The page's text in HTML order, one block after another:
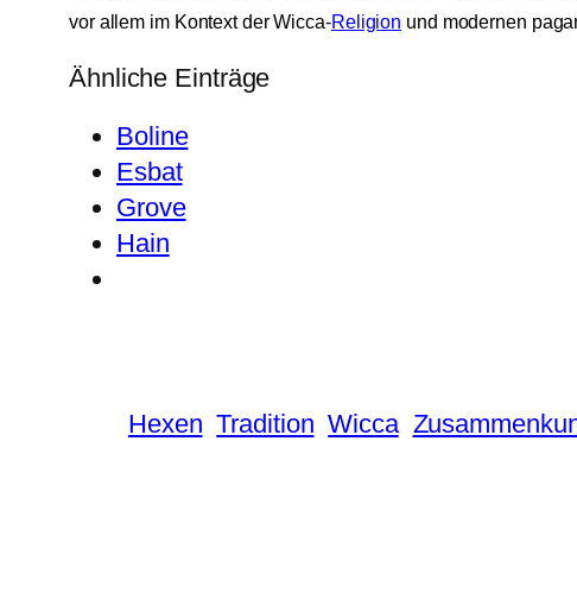
vor allem im Kontext der Wicca-Religion und modernen
Ähnliche Einträge
Boline
Esbat
Grove
Hain
Hexen Tradition Wicca